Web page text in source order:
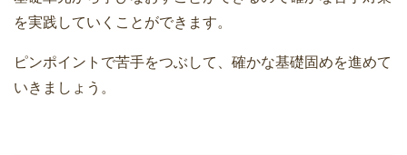
を実践していくことができます。
ピンポイントで苦手をつぶして、確かな基礎固めを進めて
いきましょう。